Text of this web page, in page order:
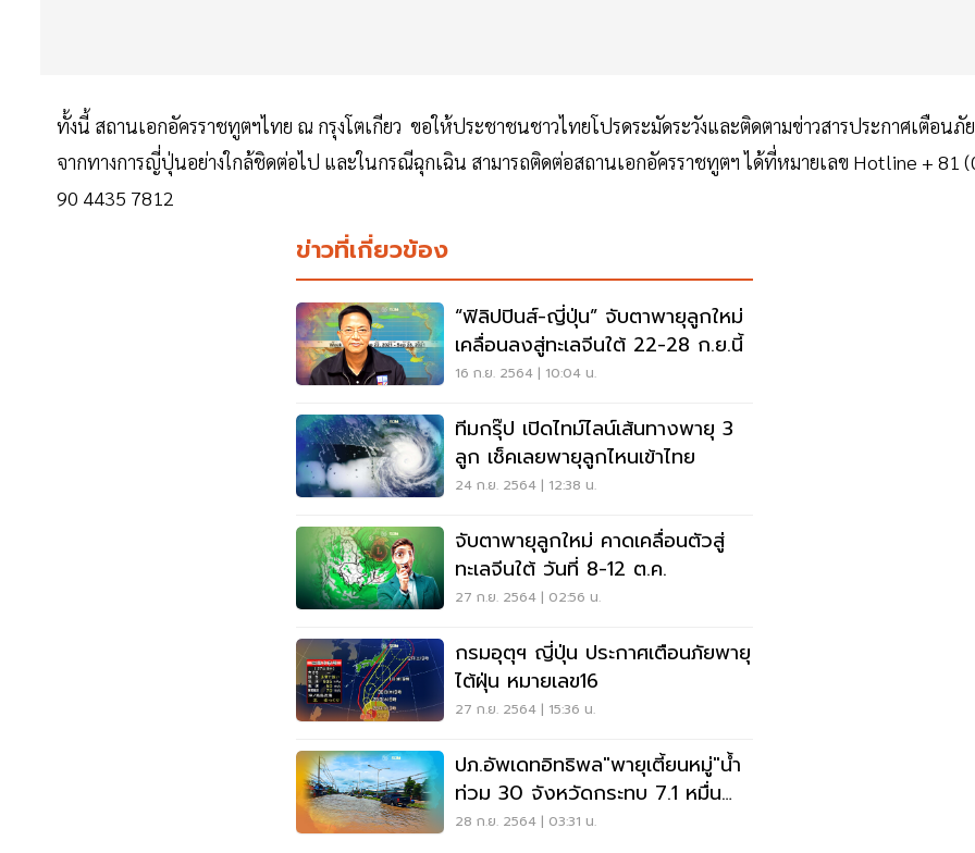
ทั้งนี้ สถานเอกอัครราชทูตฯไทย ณ กรุงโตเกียว ขอให้ประชาชนชาวไทยโปรดระมัดระวังและติดตามข่าวสารประกาศเตือนภัย
จากทางการญี่ปุ่นอย่างใกล้ชิดต่อไป และในกรณีฉุกเฉิน สามารถติดต่อสถานเอกอัครราชทูตฯ ได้ที่หมายเลข Hotline + 81
90 4435 7812
ข่าวที่เกี่ยวข้อง
“ฟิลิปปินส์-ญี่ปุ่น” จับตาพายุลูกใหม่
เคลื่อนลงสู่ทะเลจีนใต้ 22-28 ก.ย.นี้
16 ก.ย. 2564 | 10:04 น.
ทีมกรุ๊ป เปิดไทม์ไลน์เส้นทางพายุ 3
ลูก เช็คเลยพายุลูกไหนเข้าไทย
24 ก.ย. 2564 | 12:38 น.
จับตาพายุลูกใหม่ คาดเคลื่อนตัวสู่
ทะเลจีนใต้ วันที่ 8-12 ต.ค.
27 ก.ย. 2564 | 02:56 น.
กรมอุตุฯ ญี่ปุ่น ประกาศเตือนภัยพายุ
ไต้ฝุ่น หมายเลข16
27 ก.ย. 2564 | 15:36 น.
ปภ.อัพเดทอิทธิพล"พายุเตี้ยนหมู่"น้ำ
ท่วม 30 จังหวัดกระทบ 7.1 หมื่น
ครัวเรือน
28 ก.ย. 2564 | 03:31 น.